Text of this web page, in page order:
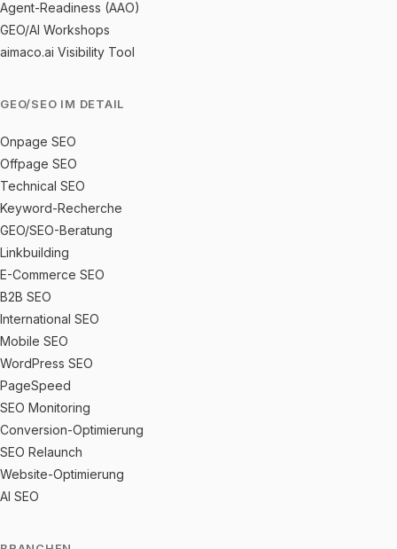
Agent-Readiness (AAO)
GEO/AI Workshops
aimaco.ai Visibility Tool
GEO/SEO IM DETAIL
Onpage SEO
Offpage SEO
Technical SEO
Keyword-Recherche
GEO/SEO-Beratung
Linkbuilding
E-Commerce SEO
B2B SEO
International SEO
Mobile SEO
WordPress SEO
PageSpeed
SEO Monitoring
Conversion-Optimierung
SEO Relaunch
Website-Optimierung
AI SEO